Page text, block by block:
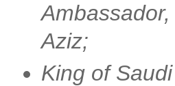
Ambassador,
Aziz;
King of